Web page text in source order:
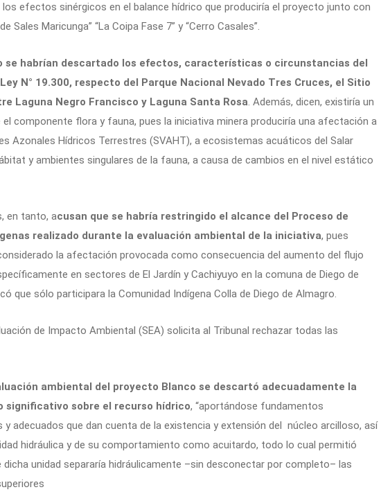
los efectos sinérgicos en el balance hídrico que produciría el proyecto junto con
Sales Maricunga” “La Coipa Fase 7” y “Cerro Casales”.
se habrían descartado los efectos, características o circunstancias del
N° 19.300, respecto del Parque Nacional Nevado Tres Cruces, el Sitio
Laguna Negro Francisco y Laguna Santa Rosa. Además, dicen, existiría un
componente flora y fauna, pues la iniciativa minera produciría una afectación a
Azonales Hídricos Terrestres (SVAHT), a ecosistemas acuáticos del Salar
y ambientes singulares de la fauna, a causa de cambios en el nivel estático
en tanto, acusan que se habría restringido el alcance del Proceso de
realizado durante la evaluación ambiental de la iniciativa, pues
la afectación provocada como consecuencia del aumento del flujo
en sectores de El Jardín y Cachiyuyo en la comuna de Diego de
que sólo participara la Comunidad Indígena Colla de Diego de Almagro.
de Impacto Ambiental (SEA) solicita al Tribunal rechazar todas las
ambiental del proyecto Blanco se descartó adecuadamente la
significativo sobre el recurso hídrico, “aportándose fundamentos
adecuados que dan cuenta de la existencia y extensión del núcleo arcilloso, así
hidráulica y de su comportamiento como acuitardo, todo lo cual permitió
unidad separaría hidráulicamente –sin desconectar por completo– las